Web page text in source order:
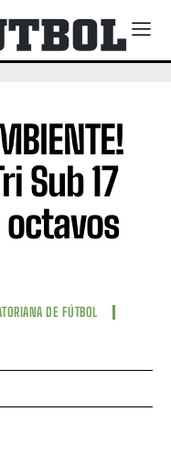
Sub 17
DE FÚTBOL